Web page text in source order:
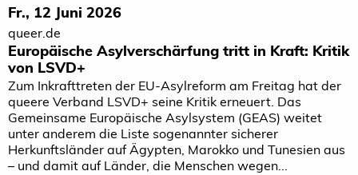
Fr., 12 Juni 2026
queer.de
Europäische Asylverschärfung tritt in Kraft: Kritik
von LSVD+
Zum Inkrafttreten der EU-Asylreform am Freitag hat der
queere Verband LSVD+ seine Kritik erneuert. Das
Gemeinsame Europäische Asylsystem (GEAS) weitet
unter anderem die Liste sogenannter sicherer
Herkunftsländer auf Ägypten, Marokko und Tunesien aus
– und damit auf Länder, die Menschen wegen...